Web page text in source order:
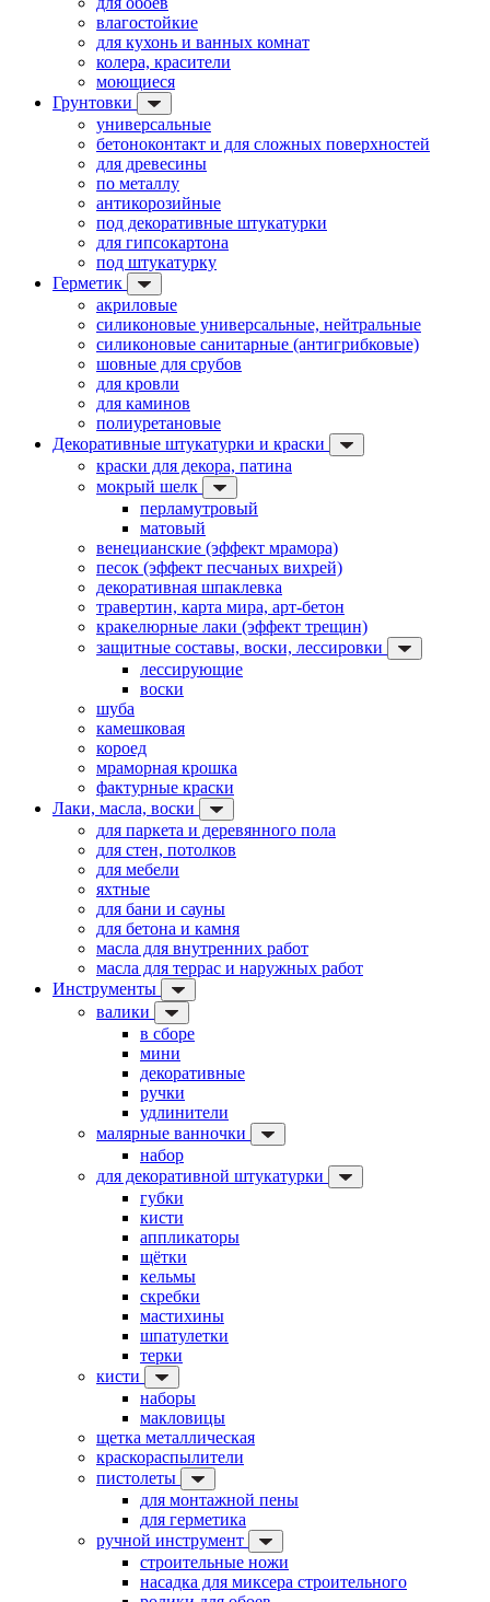
влагостойкие
для кухонь и ванных комнат
колера, красители
моющиеся
Грунтовки
универсальные
бетоноконтакт и для сложных поверхностей
для древесины
по металлу
антикорозийные
под декоративные штукатурки
для гипсокартона
под штукатурку
Герметик
акриловые
силиконовые универсальные, нейтральные
силиконовые санитарные (антигрибковые)
шовные для срубов
для кровли
для каминов
полиуретановые
Декоративные штукатурки и краски
краски для декора, патина
мокрый шелк
перламутровый
матовый
венецианские (эффект мрамора)
песок (эффект песчаных вихрей)
декоративная шпаклевка
травертин, карта мира, арт-бетон
кракелюрные лаки (эффект трещин)
защитные составы, воски, лессировки
лессирующие
воски
шуба
камешковая
короед
мраморная крошка
фактурные краски
Лаки, масла, воски
для паркета и деревянного пола
для стен, потолков
для мебели
яхтные
для бани и сауны
для бетона и камня
масла для внутренних работ
масла для террас и наружных работ
Инструменты
валики
в сборе
мини
декоративные
ручки
удлинители
малярные ванночки
набор
для декоративной штукатурки
губки
кисти
аппликаторы
щётки
кельмы
скребки
мастихины
шпатулетки
терки
кисти
наборы
макловицы
щетка металлическая
краскораспылители
пистолеты
для монтажной пены
для герметика
ручной инструмент
строительные ножи
насадка для миксера строительного